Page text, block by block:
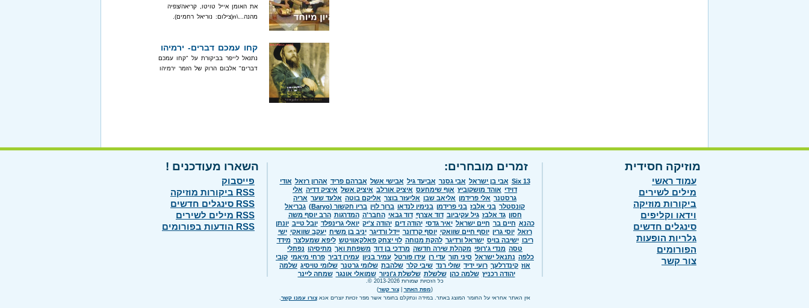
את האומן אייל טויטו, קריאה/צפיה
מהנה...\n(צילום: נוריאל רחמים).
קחו עמכם דברים- ירמיהו
נתנאל לייפר בביקורת על "קחו עמכם
דברים" אלבום הרוק של הזמר ירמיהו
מוזיקה חסידית
עמוד ראשי
מילים לשירים
ביקורות מוזיקה
וידאו וקליפים
סינגלים חדשים
גלריות הופעות
הפורומים
צור קשר
זמרים מובחרים:
Six 13 אבי בן ישראל אבי גסנר אביעד גיל אבישי אשל אברהם פריד אהרון רזאל אודי
דוידי אוהד מושקוביץ אוף שימחעס איציק אורלב איציק אשל איציק דדיה אלי
גרסטנר אלי פרידמן אליאב שבו אליעזר בוצר אליקם בוטה אלעד שער אריה
קונסטלר בני אלבז בני פרידמן בנימין לנדאו ברוך לוין בריו חקשור (Baryo)
גבריאל
חסון גד אלבז גיל עקיביוב דוד אצרף דוד גבאי החבר'ה המדרגות הרב יוסף משה
כהנא חיים בר חיים ישראל יאיר גדסי יהודה דים יהודה צ'יק יואלי גרינפלד יובל טייב יונתן
רזאל יוסי גרין יוסף חיים שוואקי יוסף קרדונר יידל ורדיגר יניב בן משיח יעקב שוואקי ישי
ריבו ישיבה בויס ישראל ורדיגר להקת מנוחה לוי יצחק פאלקאוויטש ליפא שמעלצר מידד
טסה מנדי ג'רופי מקהלת שירה חדשה מרדכי בן דוד משפחת ואך מתיסיהו נפתלי
כלפה נתנאל ישראל סיני תור עדי רן עידו פורטל עמיר בניון עמירן דביר פרחי מיאמי קובי
אוז קינדרלעך רועי ידיד שולי רנד שיבי קלר שלהבת שלומי גרטנר שלומי טויסיג שלמה
יהודה רכניץ שלמה כהן שלשלת שלשלת ג'וניור שמואלי אונגר שמחה ליינר
השארו מעודכנים !
פייסבוק
RSS ביקורות מוזיקה
RSS סינגלים חדשים
RSS מילים לשירים
RSS הודעות בפורומים
כל הזכויות שמורות 2013-2026 ©.
(מפת האתר |צור קשר)
אין האתר אחראי על החומר המוצג באתר. במידה ונתקלם בחומר אשר מפר זכויות יוצרים אנאצורו עמנו קשר.